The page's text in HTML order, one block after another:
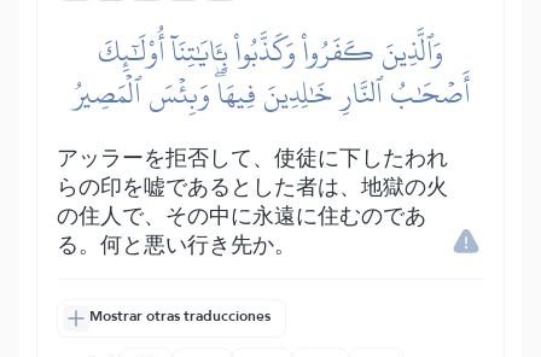
وَٱلَّذِينَ كَفَرُواْ وَكَذَّبُواْ بِـَٔايَٰتِنَآ أُوْلَٰٓئِكَ
أَصۡحَٰبُ ٱلنَّارِ خَٰلِدِينَ فِيهَاۖ وَبِئۡسَ ٱلۡمَصِيرُ
アッラーを拒否して、使徒に下したわれ
らの印を嘘であるとした者は、地獄の火
の住人で、その中に永遠に住むのであ
る。何と悪い行き先か。
Mostrar otras traducciones